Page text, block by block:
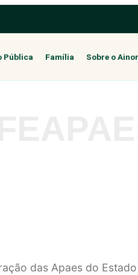
Pública Família Sobre o Ainor
das Apaes do